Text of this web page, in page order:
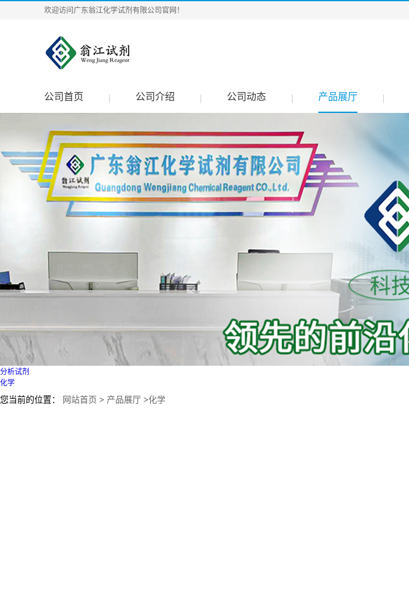
欢迎访问广东翁江化学试剂有限公司官网！
公司首页 公司介绍 公司动态 产品展厅
分析试剂
化学
您当前的位置： 网站首页 > 产品展厅 >化学